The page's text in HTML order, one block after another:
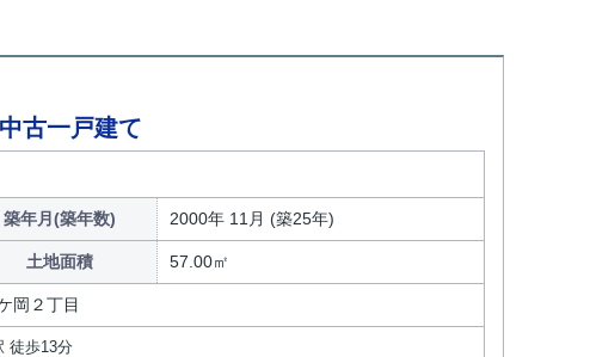
古一戸建て
築年月(築年数) 2000年 11月 (築25年)
土地面積 57.00㎡
岡２丁目
徒歩13分